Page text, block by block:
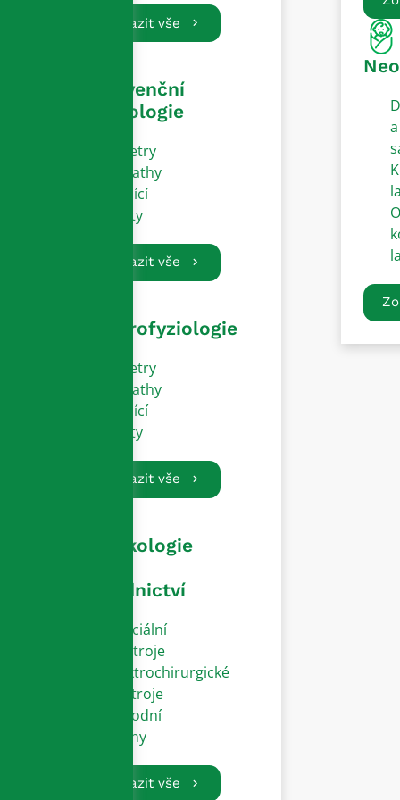
Zobrazit vše
Intervenční
kardiologie
Katetry
Sheathy
Vodící
dráty
Zobrazit vše
Elektrofyziologie
Katetry
Sheathy
Vodící
dráty
Zobrazit vše
Gynekologie
porodnictví
Speciální
přístroje
Elektrochirurgické
nástroje
Porodní
zvony
Zobrazit vše
a